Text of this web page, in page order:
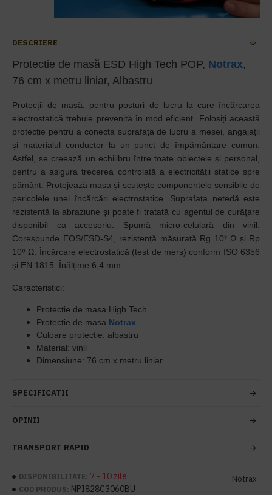
DESCRIERE
Protecție de masă ESD High Tech POP, Notrax,
76 cm x metru liniar, Albastru
Protecții de masă, pentru posturi de lucru la care încărcarea
electrostatică trebuie prevenită în mod eficient. Folosiți această
protecție pentru a conecta suprafața de lucru a mesei, angajații
și materialul conductor la un punct de împământare comun.
Astfel, se creează un echilibru între toate obiectele și personal,
pentru a asigura trecerea controlată a electricității statice spre
pământ. Protejează masa și scutește componentele sensibile de
pericolele unei încărcări electrostatice. Suprafața netedă este
rezistentă la abraziune și poate fi tratată cu agentul de curățare
disponibil ca accesoriu. Spumă micro-celulară din vinil.
Corespunde EOS/ESD-S4, rezistență măsurată Rg 10⁷ Ω și Rp
10⁸ Ω. Încărcare electrostatică (test de mers) conform ISO 6356
și EN 1815. Înălțime 6,4 mm.
Caracteristici:
Protectie de masa High Tech
Protectie de masa Notrax
Culoare protectie: albastru
Material: vinil
Dimensiune: 76 cm x metru liniar
SPECIFICATII
OPINII
TRANSPORT RAPID
DISPONIBILITATE: 7 - 10 zile
COD PRODUS: NPI828C3060BU
Notrax